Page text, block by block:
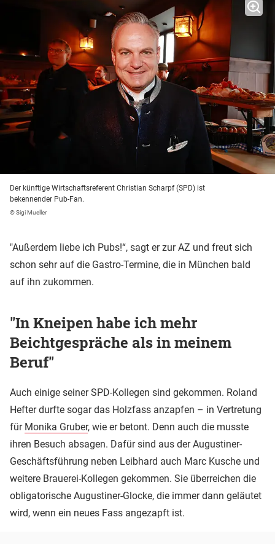
Der künftige Wirtschaftsreferent Christian Scharpf (SPD) ist
bekennender Pub-Fan.
© Sigi Mueller
"Außerdem liebe ich Pubs!“, sagt er zur AZ und freut sich
schon sehr auf die Gastro-Termine, die in München bald
auf ihn zukommen.
"In Kneipen habe ich mehr
Beichtgespräche als in meinem
Beruf"
Auch einige seiner SPD-Kollegen sind gekommen. Roland
Hefter durfte sogar das Holzfass anzapfen – in Vertretung
für Monika Gruber, wie er betont. Denn auch die musste
ihren Besuch absagen. Dafür sind aus der Augustiner-
Geschäftsführung neben Leibhard auch Marc Kusche und
weitere Brauerei-Kollegen gekommen. Sie überreichen die
obligatorische Augustiner-Glocke, die immer dann geläutet
wird, wenn ein neues Fass angezapft ist.